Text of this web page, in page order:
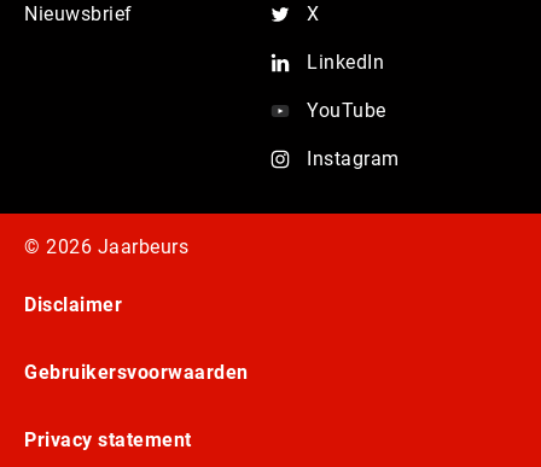
Nieuwsbrief X
LinkedIn
YouTube
Instagram
© 2026 Jaarbeurs
Disclaimer
Gebruikersvoorwaarden
Privacy statement